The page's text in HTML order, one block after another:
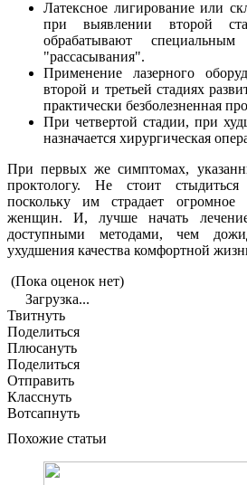
Латексное лигирование или
при выявлении второй
обрабатывают
"рассасывания".
Применение лазерного
второй и третьей стадиях
практически безболезненная
При четвертой стадии, при
назначается хирургическая
При первых же симптомах,
проктологу. Не стоит стыдиться
поскольку им страдает
женщин. И, лучше начать
доступными методами, чем
ухудшения качества комфортной
(Пока оценок нет)
Загрузка...
Твитнуть
Поделиться
Плюсануть
Поделиться
Отправить
Класснуть
Вотсапнуть
Похожие статьи